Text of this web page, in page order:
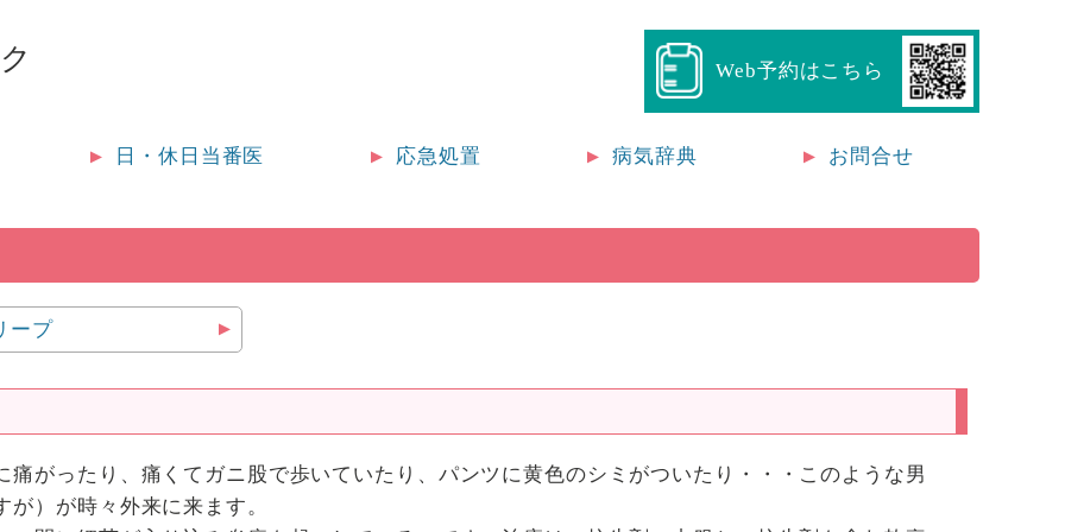
Web予約はこちら
日・休日当番医 応急処置 病気辞典 お問合せ
ープ
がったり、痛くてガニ股で歩いていたり、パンツに黄色のシミがついたり・・・このような男
）が時々外来に来ます。